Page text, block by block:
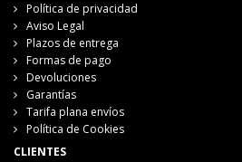
Política de privacidad
Aviso Legal
Plazos de entrega
Formas de pago
Devoluciones
Garantías
Tarifa plana envíos
Política de Cookies
CLIENTES